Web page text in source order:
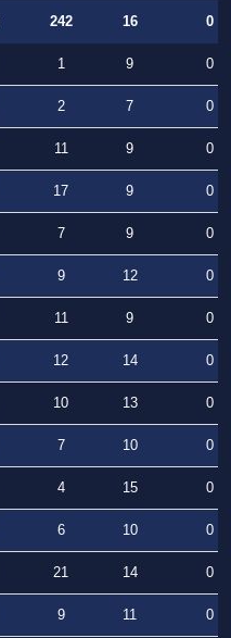
242 16
0
1 9
0
2 7
0
11 9
0
17 9
0
7 9
0
9 12
0
11 9
0
12 14
0
10 13
0
7 10
0
4 15
0
6 10
0
21 14
0
9 11
0